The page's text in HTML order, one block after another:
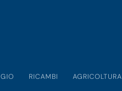
RICAMBI AGRICOLTURA